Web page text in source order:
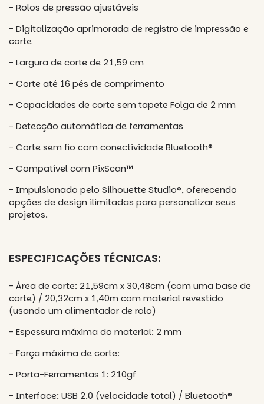
- Rolos de pressão ajustáveis
- Digitalização aprimorada de registro de impressão e
corte
- Largura de corte de 21,59 cm
- Corte até 16 pés de comprimento
- Capacidades de corte sem tapete Folga de 2 mm​
- Detecção automática de ferramentas
- Corte sem fio com conectividade Bluetooth®
- Compatível com PixScan™
- Impulsionado pelo Silhouette Studio®, oferecendo
opções de design ilimitadas para personalizar seus
projetos.
ESPECIFICAÇÕES TÉCNICAS:
- Área de corte: 21,59cm x 30,48cm (com uma base de
corte) / 20,32cm x 1,40m com material revestido
(usando um alimentador de rolo)
- Espessura máxima do material: 2 mm
- Força máxima de corte:
- Porta-Ferramentas 1: 210gf
- Interface: USB 2.0 (velocidade total) / Bluetooth®